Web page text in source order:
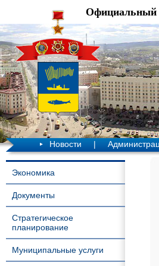
Официальный
Новости |
Экономика
Документы
Стратегическое
планирование
Муниципальные услуги